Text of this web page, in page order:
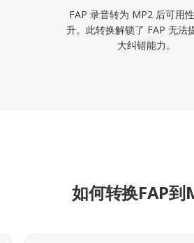
FAP 录音转为 MP2 后可用
升。此转换解锁了 FAP 无法
大纠错能力。
如何转换FAP到